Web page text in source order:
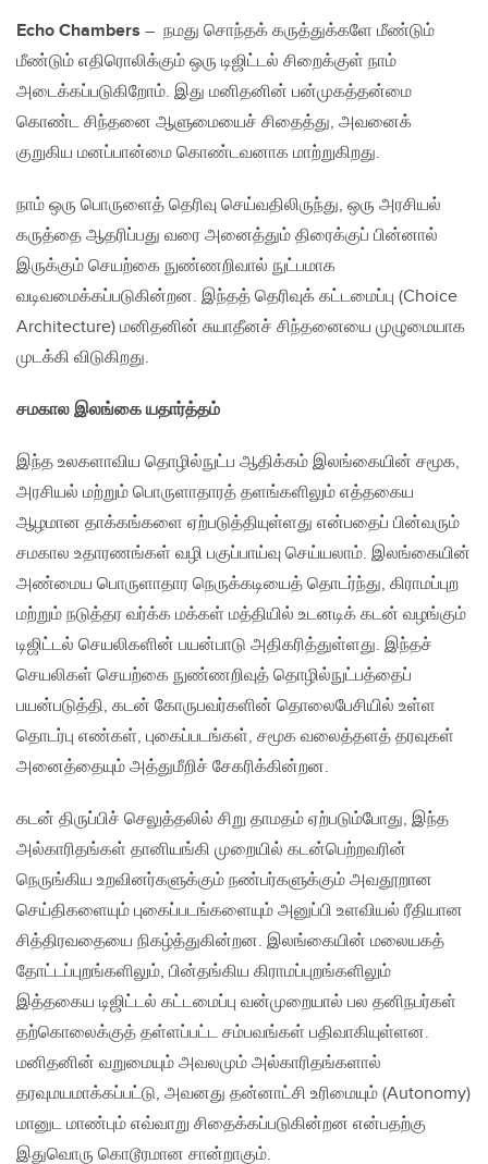
Echo Chambers – நமது சொந்தக் கருத்துக்களே மீண்டும்
மீண்டும் எதிரொலிக்கும் ஒரு டிஜிட்டல் சிறைக்குள் நாம்
அடைக்கப்படுகிறோம். இது மனிதனின் பன்முகத்தன்மை
கொண்ட சிந்தனை ஆளுமையைச் சிதைத்து, அவனைக்
குறுகிய மனப்பான்மை கொண்டவனாக மாற்றுகிறது.
நாம் ஒரு பொருளைத் தெரிவு செய்வதிலிருந்து, ஒரு அரசியல்
கருத்தை ஆதரிப்பது வரை அனைத்தும் திரைக்குப் பின்னால்
இருக்கும் செயற்கை நுண்ணறிவால் நுட்பமாக
வடிவமைக்கப்படுகின்றன. இந்தத் தெரிவுக் கட்டமைப்பு (Choice
Architecture) மனிதனின் சுயாதீனச் சிந்தனையை முழுமையாக
முடக்கி விடுகிறது.
சமகால இலங்கை யதார்த்தம்
இந்த உலகளாவிய தொழில்நுட்ப ஆதிக்கம் இலங்கையின் சமூக,
அரசியல் மற்றும் பொருளாதாரத் தளங்களிலும் எத்தகைய
ஆழமான தாக்கங்களை ஏற்படுத்தியுள்ளது என்பதைப் பின்வரும்
சமகால உதாரணங்கள் வழி பகுப்பாய்வு செய்யலாம். இலங்கையின்
அண்மைய பொருளாதார நெருக்கடியைத் தொடர்ந்து, கிராமப்புற
மற்றும் நடுத்தர வர்க்க மக்கள் மத்தியில் உடனடிக் கடன் வழங்கும்
டிஜிட்டல் செயலிகளின் பயன்பாடு அதிகரித்துள்ளது. இந்தச்
செயலிகள் செயற்கை நுண்ணறிவுத் தொழில்நுட்பத்தைப்
பயன்படுத்தி, கடன் கோருபவர்களின் தொலைபேசியில் உள்ள
தொடர்பு எண்கள், புகைப்படங்கள், சமூக வலைத்தளத் தரவுகள்
அனைத்தையும் அத்துமீறிச் சேகரிக்கின்றன.
கடன் திருப்பிச் செலுத்தலில் சிறு தாமதம் ஏற்படும்போது, இந்த
அல்காரிதங்கள் தானியங்கி முறையில் கடன்பெற்றவரின்
நெருங்கிய உறவினர்களுக்கும் நண்பர்களுக்கும் அவதூறான
செய்திகளையும் புகைப்படங்களையும் அனுப்பி உளவியல் ரீதியான
சித்திரவதையை நிகழ்த்துகின்றன. இலங்கையின் மலையகத்
தோட்டப்புறங்களிலும், பின்தங்கிய கிராமப்புறங்களிலும்
இத்தகைய டிஜிட்டல் கட்டமைப்பு வன்முறையால் பல தனிநபர்கள்
தற்கொலைக்குத் தள்ளப்பட்ட சம்பவங்கள் பதிவாகியுள்ளன.
மனிதனின் வறுமையும் அவலமும் அல்காரிதங்களால்
தரவுமயமாக்கப்பட்டு, அவனது தன்னாட்சி உரிமையும் (Autonomy)
மானுட மாண்பும் எவ்வாறு சிதைக்கப்படுகின்றன என்பதற்கு
இதுவொரு கொடூரமான சான்றாகும்.